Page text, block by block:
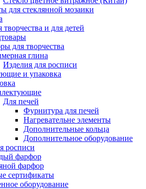
для стеклянной мозаики
и для детей
для творчества
глина
Изделия для росписи
и упаковка
Для печей
Фурнитура для печей
Нагревательне элементы
Дополнительные кольца
Дополнительное оборудование
росписи
фарфор
фарфор
сертификаты
оборудование